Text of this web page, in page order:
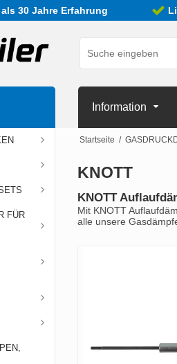
30 Jahre Erfahrung
Information
FÜR
Startseite /
KNOTT
KNOTT
Mit KNOTT
alle unsere